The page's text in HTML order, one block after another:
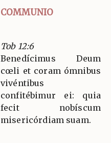
COMMUNIO
Tob 12:6
Benedícimus Deum
cœli et coram ómnibus
vivéntibus
confitébimur ei: quia
fecit nobíscum
misericórdiam suam.